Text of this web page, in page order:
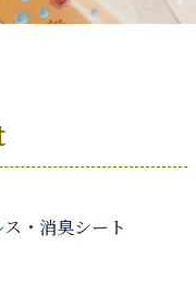
・消臭シート